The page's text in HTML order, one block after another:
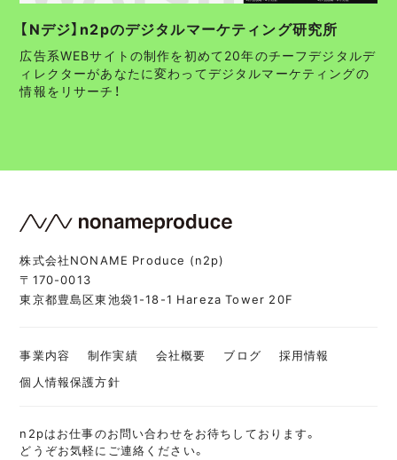
【Nデジ】n2pのデジタルマーケティング研究所
広告系WEBサイトの制作を初めて20年のチーフデジタルデ
ィレクターがあなたに変わってデジタルマーケティングの
情報をリサーチ！
株式会社NONAME Produce (n2p)
〒170-0013
東京都豊島区東池袋1-18-1 Hareza Tower 20F
事業内容 制作実績 会社概要 ブログ
採用情報
個人情報保護方針
n2pはお仕事のお問い合わせをお待ちしております。
どうぞお気軽にご連絡ください。